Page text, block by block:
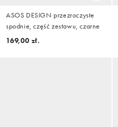
ASOS DESIGN przezroczyste
spodnie, część zestawu, czarne
169,00 zł.